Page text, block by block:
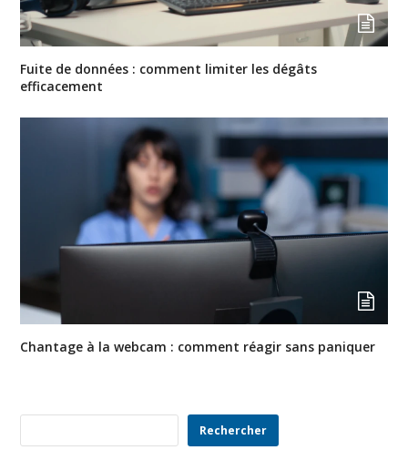
Fuite de données : comment limiter les dégâts
efficacement
Chantage à la webcam : comment réagir sans paniquer
Rechercher